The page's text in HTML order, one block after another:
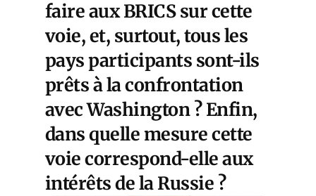
faire aux BRICS sur cette
voie, et, surtout, tous les
pays participants sont-ils
prêts à la confrontation
avec Washington ? Enfin,
dans quelle mesure cette
voie correspond-elle aux
intérêts de la Russie ?